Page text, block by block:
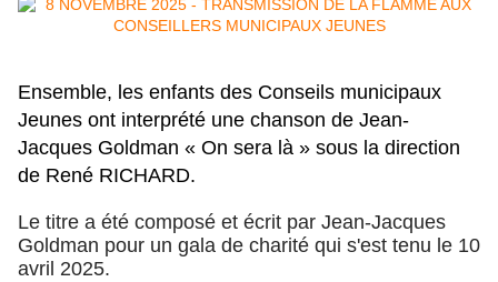
Ensemble, les enfants des Conseils municipaux
Jeunes ont interprété une chanson de Jean-
Jacques Goldman « On sera là » sous la direction
de René RICHARD.
Le titre a été composé et écrit par Jean-Jacques
Goldman pour un gala de charité qui s'est tenu le 10
avril 2025.